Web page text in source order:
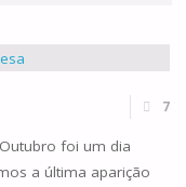
7
foi um dia
a última aparição